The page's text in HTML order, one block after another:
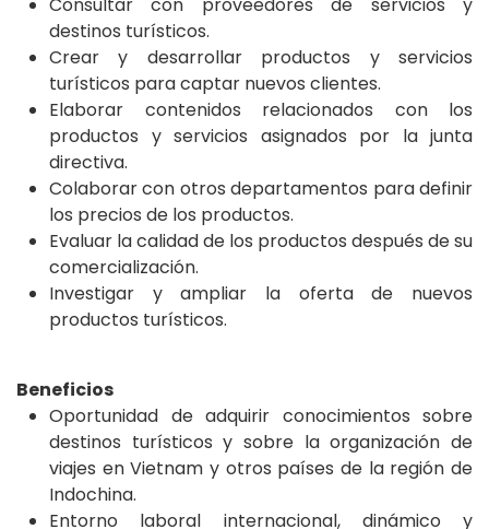
destinos turísticos.
Crear y desarrollar productos y servicios
turísticos para captar nuevos clientes.
Elaborar contenidos relacionados con los
productos y servicios asignados por la junta
directiva.
Colaborar con otros departamentos para definir
los precios de los productos.
Evaluar la calidad de los productos después de su
comercialización.
Investigar y ampliar la oferta de nuevos
productos turísticos.
Beneficios
Oportunidad de adquirir conocimientos sobre
destinos turísticos y sobre la organización de
viajes en Vietnam y otros países de la región de
Indochina.
Entorno laboral internacional, dinámico y